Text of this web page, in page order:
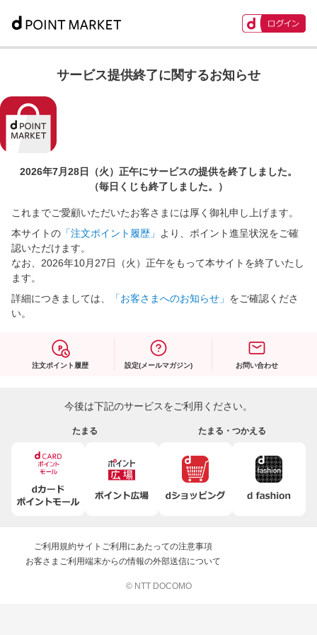
サービス提供終了に関するお知らせ
2026年7月28日（火）正午にサービスの提供を終了しました。
（毎日くじも終了しました。）
これまでご愛顧いただいたお客さまには厚く御礼申し上げます。
本サイトの 「注文ポイント履歴」
より、ポイント進呈状況をご確
認いただけます。
なお、2026年10月27日（火）正午をもって本サイトを終了いたし
ます。
詳細につきましては、
「お客さまへのお知らせ」 をご確認くださ
い。
注文ポイント履歴 設定(メールマガジン) お問い合わせ
今後は下記のサービスをご利用ください。
たまる たまる・つかえる
ご利用規約サイトご利用にあたっての注意事項
お客さまご利用端末からの情報の外部送信について
© NTT DOCOMO